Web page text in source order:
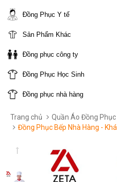
Đồng Phục Y tế
Sản Phẩm Khác
Đồng phục công ty
Đồng Phục Học Sinh
Đồng phục nhà hàng
Trang chủ
Quần Áo Đồng Phục
Đồng Phục Bếp Nhà Hàng -